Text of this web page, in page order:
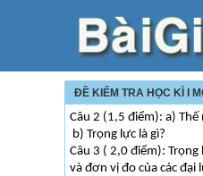
ĐỀ KIỂM TRA HỌC KÌ I
Câu 2 (1,5 điểm): a)
b) Trọng lực là gì?
Câu 3 ( 2,0 điểm):
và đơn vị đo của các